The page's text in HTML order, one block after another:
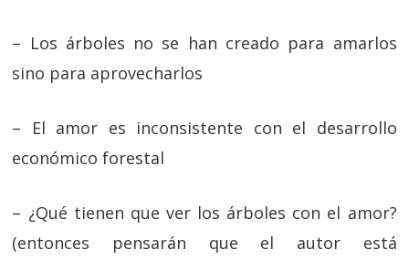
– Los árboles no se han creado para amarlos
sino para aprovecharlos
– El amor es inconsistente con el desarrollo
económico forestal
– ¿Qué tienen que ver los árboles con el amor?
(entonces pensarán que el autor está